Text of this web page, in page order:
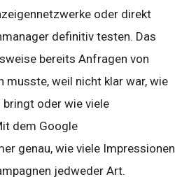
oder direkt
definitiv testen. Das
bereits Anfragen von
musste, weil nicht klar war, wie
oder wie viele
dem Google
genau, wie viele Impressionen
jedweder Art.